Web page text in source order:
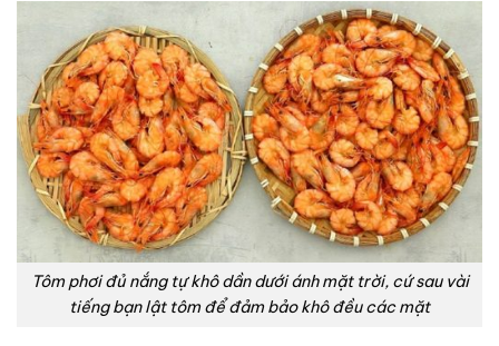
Tôm phơi đủ nắng tự khô dần dưới ánh mặt trời, cứ sau vài
tiếng bạn lật tôm để đảm bảo khô đều các mặt